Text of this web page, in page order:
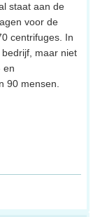
staat aan de
voor de
centrifuges. In
maar niet
en
90 mensen.